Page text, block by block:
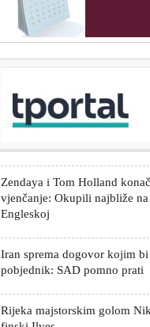
Ključni minerali ruše rekorde:
porasla je za 622 posto
Zendaya i Tom Holland
vjenčanje: Okupili najbliže na
Engleskoj
Iran sprema dogovor kojim
pobjednik: SAD pomno prati
Rijeka majstorskim golom
finski Ilves